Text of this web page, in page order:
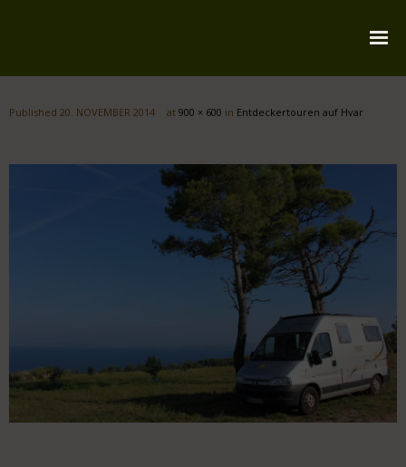
Published 20. NOVEMBER 2014 at 900 × 600 in Entdeckertouren auf Hvar